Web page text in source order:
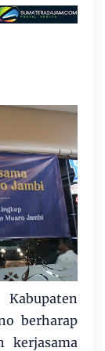
berharap
kerjasama